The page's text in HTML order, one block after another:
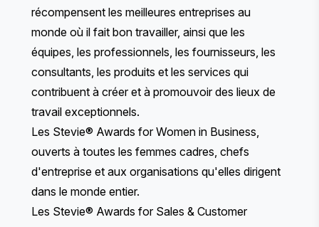
récompensent les meilleures entreprises au
monde où il fait bon travailler, ainsi que les
équipes, les professionnels, les fournisseurs, les
consultants, les produits et les services qui
contribuent à créer et à promouvoir des lieux de
travail exceptionnels.
Les Stevie® Awards for Women in Business
ouverts à toutes les femmes cadres, chefs
d'entreprise et aux organisations qu'elles dirigent
dans le monde entier.
Les Stevie® Awards for Sales & Customer